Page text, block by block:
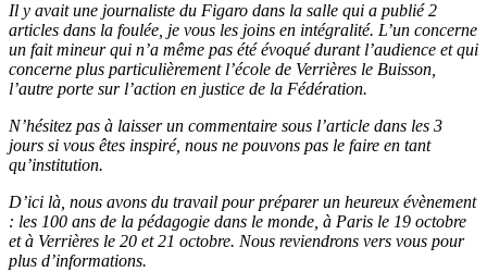
Il y avait une journaliste du Figaro dans la salle qui a publié 2
articles dans la foulée, je vous les joins en intégralité. L’un concerne
un fait mineur qui n’a même pas été évoqué durant l’audience et qui
concerne plus particulièrement l’école de Verrières le Buisson,
l’autre porte sur l’action en justice de la Fédération.
N’hésitez pas à laisser un commentaire sous l’article dans les 3
jours si vous êtes inspiré, nous ne pouvons pas le faire en tant
qu’institution.
D’ici là, nous avons du travail pour préparer un heureux évènement
: les 100 ans de la pédagogie dans le monde, à Paris le 19 octobre
et à Verrières le 20 et 21 octobre. Nous reviendrons vers vous pour
plus d’informations.